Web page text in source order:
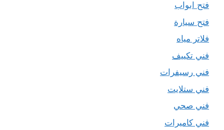
فتح ابواب
فتح سيارة
فلاتر مياه
فني تكييف
فني رسيفرات
فني ستلايت
فني صحي
فني كاميرات